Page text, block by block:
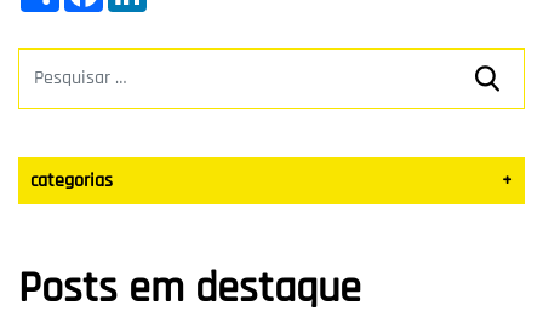
categorias +
Blog
Posts em destaque